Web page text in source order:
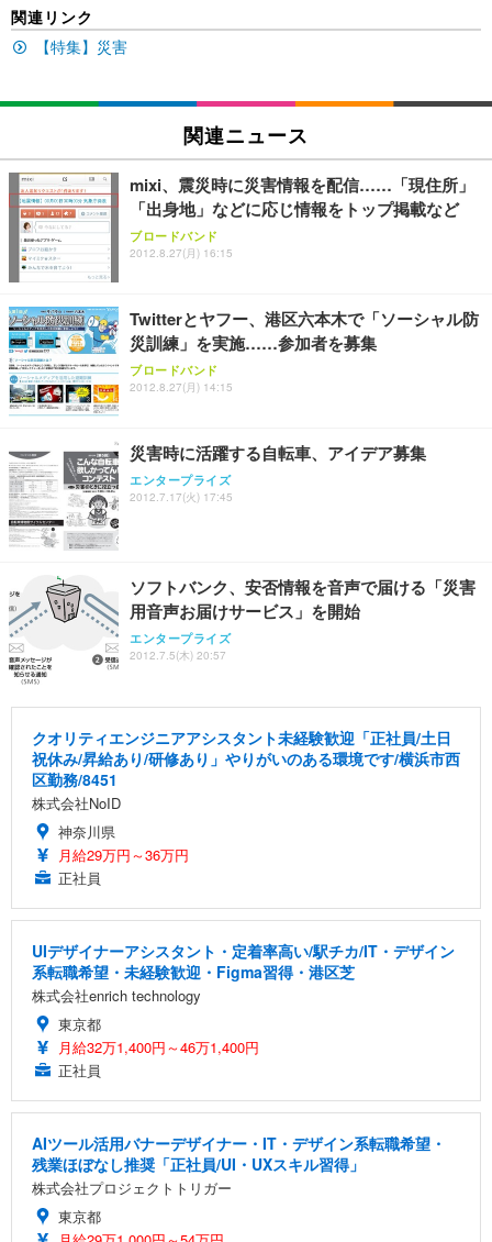
ュチェア 人間工学 疲れない ブラック
Sezlife オフィスチェア デスクチェア 疲れない テレ
ワーク チェア 強化バックレスト 30度ロッキング機
レスト 3Dヘッドレスト ハンガー付き 高反発クッシ
ョン PCチェア 通気性メッシュ ゲーミング/勉強/事
務用 おしゃれ パソコンチェア (ブラック)
￥7,680
Sezlife オフィスチェア デスクチェア 疲れない テレ
レスト 3Dヘッドレスト ハンガー付き 高反発クッシ
ョン PCチェア 通気性メッシュ ゲーミング/勉強/事
務用 おしゃれ パソコンチェア (ホワイト)
￥7,680
ANDWINT オフィスチェア デスクチェア 肘なし メ
ト 幅52×奥行58.5×高さ84～96cm テレワーク 在宅
勤務 ブラック
￥4,139
【純正品】27"ゲーミングモニター DualSense 充電
フック付き（CFI-ZDM1J）
￥49,979
【整備済み品】Dell E2724HS 27インチ 液晶モニタ
応 ComfortView ビジネス向け
￥15,800
【MiniLED/24.5inch/280Hz/FHD】GRAPHT THE S
像低減 (3年保証 | 輝点保証 | 日本メーカー)
￥34,980
x2袋(84枚) ホワイト(吸収面:ライトブルー)
ネオ・ルーライフ ネオ・オムツ L 中型犬用 26枚入
り 単品
￥1,800
Smart Basic(スマートベーシック) 【Amazon.co.jp
￥3,670
アイリスオーヤマ ペットシーツ 超厚型 お徳用 レギ
￥3,731
関連リンク
【特集】災害
関連ニュース
mixi、震災時に災害情報を配信……「現住所」
「出身地」などに応じ情報をトップ掲載など
ブロードバンド
2012.8.27(月) 16:15
Twitterとヤフー、港区六本木で「ソーシャル防
災訓練」を実施……参加者を募集
ブロードバンド
2012.8.27(月) 14:15
災害時に活躍する自転車、アイデア募集
エンタープライズ
2012.7.17(火) 17:45
ソフトバンク、安否情報を音声で届ける「災害
用音声お届けサービス」を開始
エンタープライズ
2012.7.5(木) 20:57
クオリティエンジニアアシスタント未経験歓迎「正社員/土日
祝休み/昇給あり/研修あり」やりがいのある環境です/横浜市西
区勤務/8451
株式会社NoID
神奈川県
月給29万円～36万円
正社員
UIデザイナーアシスタント・定着率高い/駅チカ/IT・デザイン
系転職希望・未経験歓迎・Figma習得・港区芝
株式会社enrich technology
東京都
月給32万1,400円～46万1,400円
正社員
AIツール活用バナーデザイナー・IT・デザイン系転職希望・
残業ほぼなし推奨「正社員/UI・UXスキル習得」
株式会社プロジェクトトリガー
東京都